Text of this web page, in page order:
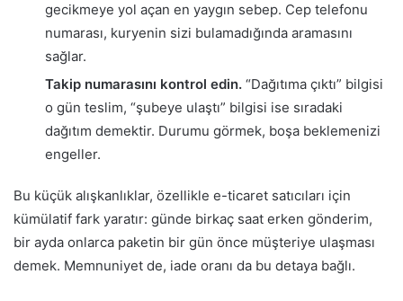
gecikmeye yol açan en yaygın sebep. Cep telefonu
numarası, kuryenin sizi bulamadığında aramasını
sağlar.
Takip numarasını kontrol edin. “Dağıtıma çıktı” bilgisi
o gün teslim, “şubeye ulaştı” bilgisi ise sıradaki
dağıtım demektir. Durumu görmek, boşa beklemenizi
engeller.
Bu küçük alışkanlıklar, özellikle e-ticaret satıcıları için
kümülatif fark yaratır: günde birkaç saat erken gönderim,
bir ayda onlarca paketin bir gün önce müşteriye ulaşması
demek. Memnuniyet de, iade oranı da bu detaya bağlı.